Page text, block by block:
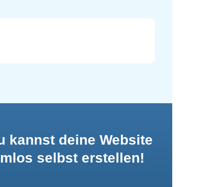
kannst deine Website
selbst erstellen!